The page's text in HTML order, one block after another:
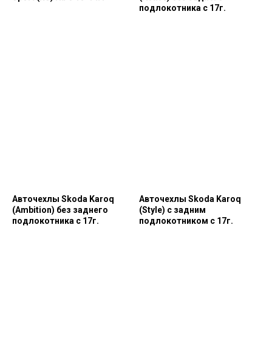
подлокотника с 17г.
Авточехлы Skoda Karoq
(Ambition) без заднего
подлокотника с 17г.
Авточехлы Skoda Karoq
(Style) с задним
подлокотником с 17г.